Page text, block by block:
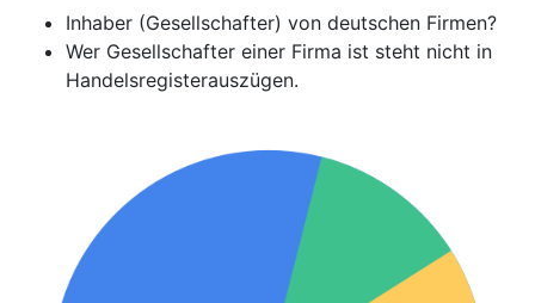
Inhaber (Gesellschafter) von deutschen Firmen?
Wer Gesellschafter einer Firma ist steht nicht in
Handelsregisterauszügen.